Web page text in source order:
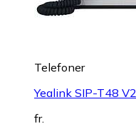
Telefoner
Yealink SIP-T48 V2
fr.